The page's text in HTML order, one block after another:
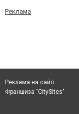
Реклама
Реклама на сайті
Франшиза "CitySites"